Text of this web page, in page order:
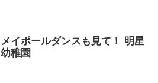
メイポールダンスも見て！ 明星
幼稚園